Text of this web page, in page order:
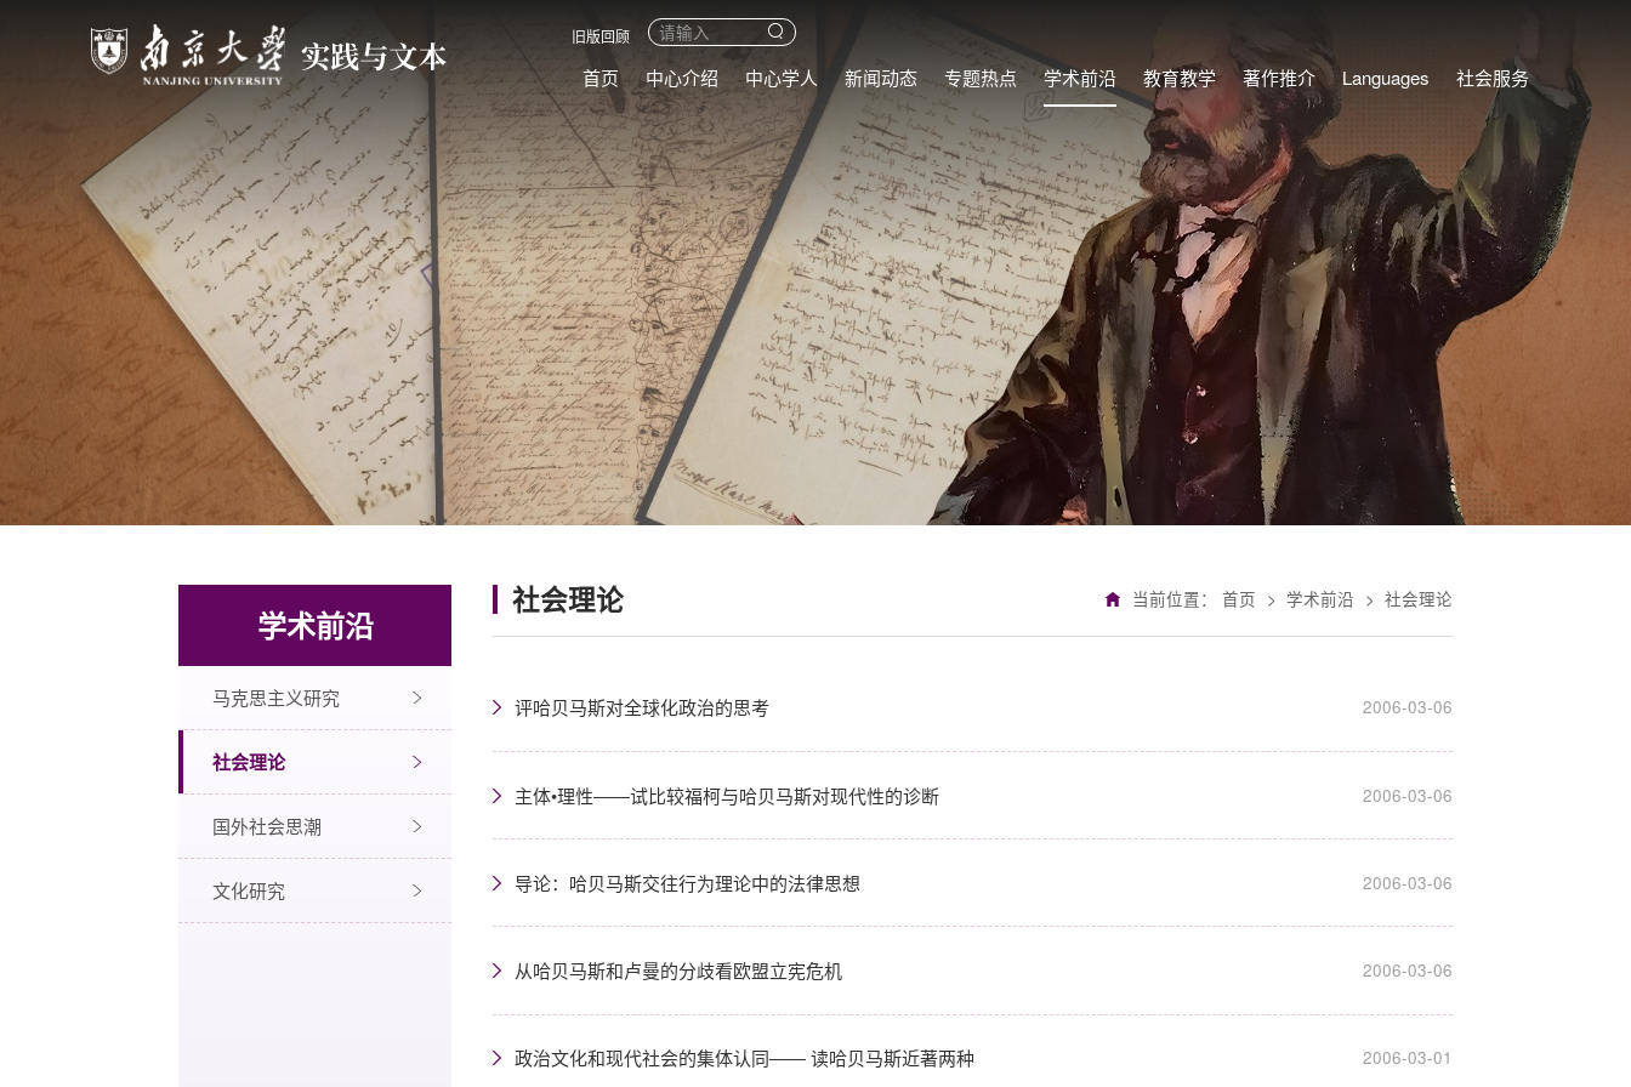
旧版回顾
首页 中心介绍 中心学人 新闻动态 专题热点 学术前沿 教育教学 著作推介 Languages 社会服务
学术前沿
马克思主义研究
社会理论
国外社会思潮
文化研究
社会理论 当前位置： 首页 > 学术前沿 > 社会理论
评哈贝马斯对全球化政治的思考 2006-03-06
主体•理性――试比较福柯与哈贝马斯对现代性的诊断 2006-03-06
导论：哈贝马斯交往行为理论中的法律思想 2006-03-06
从哈贝马斯和卢曼的分歧看欧盟立宪危机 2006-03-06
政治文化和现代社会的集体认同―― 读哈贝马斯近著两种 2006-03-01